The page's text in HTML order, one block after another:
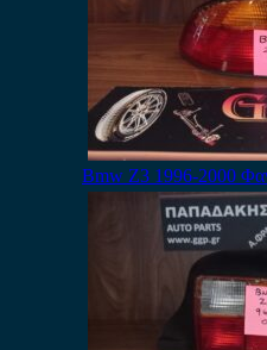
Bmw Z3 1996-2000